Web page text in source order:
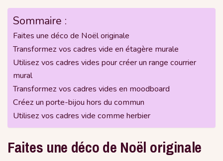
Sommaire :
Faites une déco de Noël originale
Transformez vos cadres vide en étagère murale
Utilisez vos cadres vides pour créer un range courrier
mural
Transformez vos cadres vides en moodboard
Créez un porte-bijou hors du commun
Utilisez vos cadres vide comme herbier
Faites une déco de Noël originale